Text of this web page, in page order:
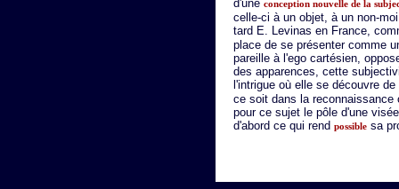
d'une conception nouvelle de la
celle-ci à un objet, à un non-
tard E. Levinas en France,
place de se présenter comme
pareille à l'ego cartésien,
des apparences, cette
l'intrigue où elle se découvre
ce soit dans la reconnaissance
pour ce sujet le pôle d'une
d'abord ce qui rend possible sa